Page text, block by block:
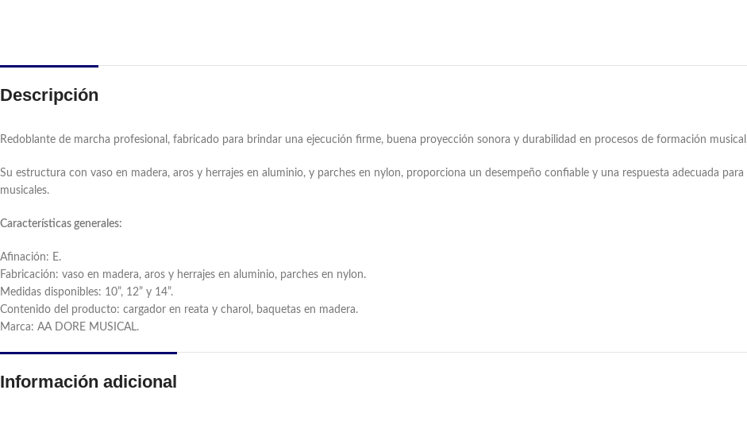
Descripción
Redoblante de marcha profesional, fabricado para brindar una ejecución firme, buena proyección sonora y durabilidad en procesos de formación
Su estructura con vaso en madera, aros y herrajes en aluminio, y parches en nylon, proporciona un desempeño confiable y una respuesta adecuada
musicales.
Características generales:
Afinación: E.
Fabricación: vaso en madera, aros y herrajes en aluminio, parches en nylon.
Medidas disponibles: 10”, 12” y 14”.
Contenido del producto: cargador en reata y charol, baquetas en madera.
Marca: AA DORE MUSICAL.
Información adicional